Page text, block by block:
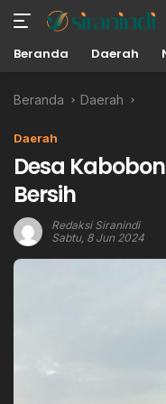
Beranda Daerah
Beranda Daerah
Daerah
Desa
Bersih
Redaksi Siranindi
Sabtu, 8 Jun 2024